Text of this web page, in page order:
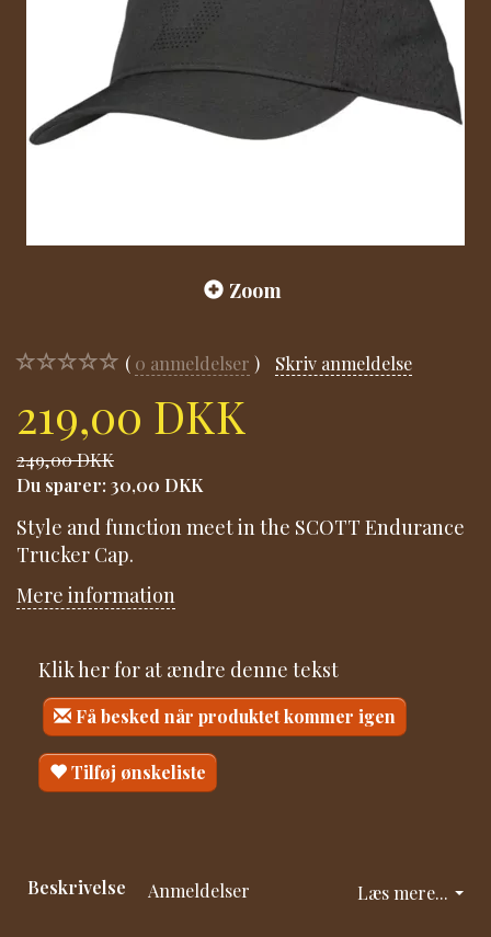
Zoom
0 anmeldelser Skriv anmeldelse
219,00 DKK
249,00 DKK
Du sparer: 30,00 DKK
Style and function meet in the SCOTT Endurance
Trucker Cap.
Mere information
Klik her for at ændre denne tekst
Få besked når produktet kommer igen
Tilføj ønskeliste
Læs mere...
Beskrivelse Anmeldelser